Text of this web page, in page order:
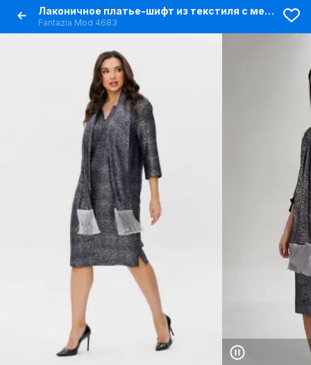
Лаконичное платье-шифт из текстиля с металлизированным эффектом
Fantazia Mod 4683